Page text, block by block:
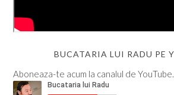
BUCATARIA LUI RADU PE
Aboneaza-te acum la canalul de YouTube.